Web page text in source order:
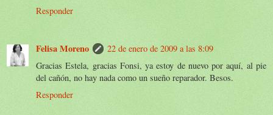
Responder
Felisa Moreno
22 de enero de 2009 a las 8:09
Gracias Estela, gracias Fonsi, ya estoy de nuevo por aquí, al pie
del cañón, no hay nada como un sueño reparador. Besos.
Responder